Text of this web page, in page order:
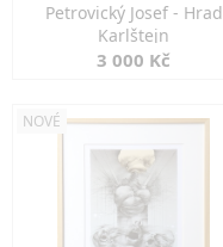
Petrovický Josef - Hrad
Karlštejn
3 000 Kč
NOVÉ